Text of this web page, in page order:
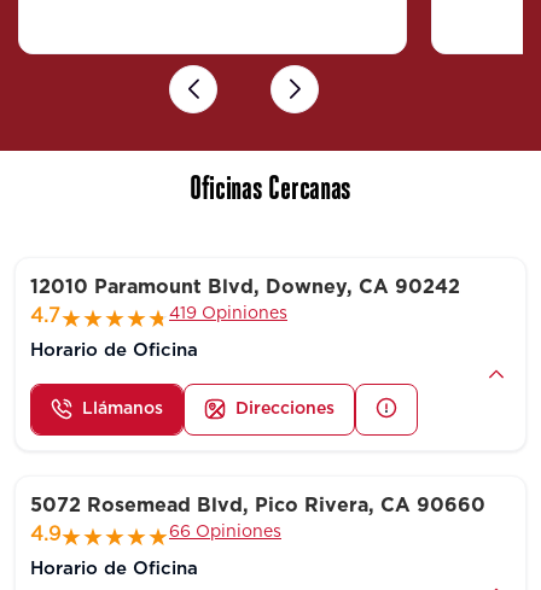
Next
Previous
Oficinas Cercanas
12010 Paramount Blvd, Downey, CA 90242
4.7
419 Opiniones
Horario de Oficina
Llámanos Direcciones
5072 Rosemead Blvd, Pico Rivera, CA 90660
4.9
66 Opiniones
Horario de Oficina